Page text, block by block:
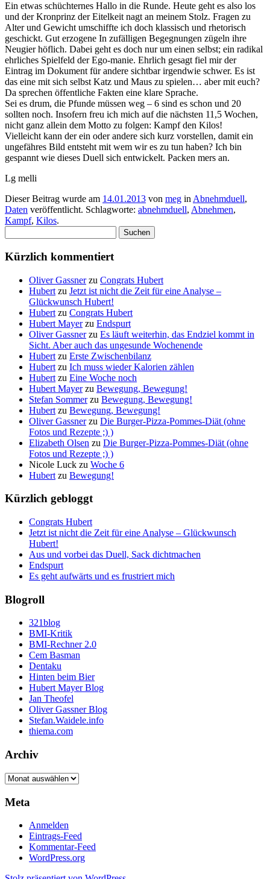
Ein etwas schüchternes Hallo in die Runde. Heute geht es also los
und der Kronprinz der Eitelkeit nagt an meinem Stolz. Fragen zu
Alter und Gewicht umschiffte ich doch klassisch und rhetorisch
geschickt. Gut erzogene In zufälligen Begegnungen zügeln ihre
Neugier höflich. Dabei geht es doch nur um einen selbst; ein radikal
ehrliches Spielfeld der Ego-manie. Ehrlich gesagt fiel mir der
Eintrag im Dokument für andere sichtbar irgendwie schwer. Es ist
das eine mit sich selbst Katz und Maus zu spielen… aber mit euch?
Da sprechen öffentliche Fakten eine klare Sprache.
Sei es drum, die Pfunde müssen weg – 6 sind es schon und 20
sollten noch. Insofern freu ich mich auf die nächsten 11,5 Wochen,
nicht ganz allein dem Motto zu folgen: Kampf den Kilos!
Vielleicht kann der ein oder andere sich kurz vorstellen, damit ein
ungefähres Bild entsteht mit wem wir es zu tun haben? Ich bin
gespannt wie dieses Duell sich entwickelt. Packen mers an.
Lg melli
Dieser Beitrag wurde am 14.01.2013 von meg in Abnehmduell,
Daten veröffentlicht. Schlagworte: abnehmduell, Abnehmen,
Kampf, Kilos.
nach:
Kürzlich kommentiert
Oliver Gassnerzu Congrats Hubert
Hubert zu Jetzt ist nicht die Zeit für eine Analyse –
Glückwunsch Hubert!
Hubert zu Congrats Hubert
Hubert Mayerzu Endspurt
Oliver Gassnerzu Es läuft weiterhin, das Endziel kommt in
Sicht. Aber auch das ungesunde Wochenende
Hubert zu Erste Zwischenbilanz
Hubert zu Ich muss wieder Kalorien zählen
Hubert zu Eine Woche noch
Hubert Mayerzu Bewegung, Bewegung!
Stefan Sommerzu Bewegung, Bewegung!
Hubert zu Bewegung, Bewegung!
Oliver Gassnerzu Die Burger-Pizza-Pommes-Diät (ohne
Fotos und Rezepte ;) )
Elizabeth Olsen zu Die Burger-Pizza-Pommes-Diät (ohne
Fotos und Rezepte ;) )
Nicole Luck zu Woche 6
Hubert zu Bewegung!
Kürzlich gebloggt
Congrats Hubert
Jetzt ist nicht die Zeit für eine Analyse – Glückwunsch
Hubert!
Aus und vorbei das Duell, Sack dichtmachen
Endspurt
Es geht aufwärts und es frustriert mich
Blogroll
321blog
BMI-Kritik
BMI-Rechner 2.0
Cem Basman
Dentaku
Hinten beim Bier
Hubert Mayer Blog
Jan Theofel
Oliver Gassner Blog
Stefan.Waidele.info
thiema.com
Archiv
Archiv
Meta
Anmelden
Eintrags-Feed
Kommentar-Feed
WordPress.org